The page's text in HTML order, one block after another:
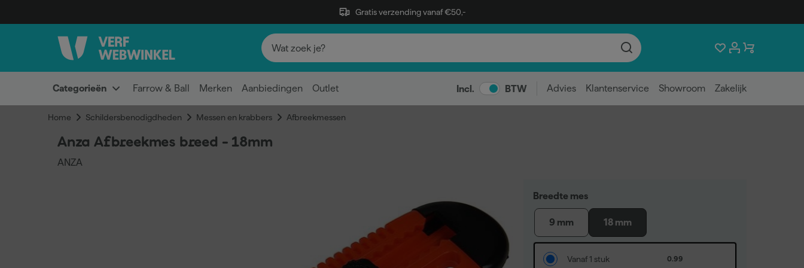
Gratis verzending vanaf €50,-
Categorieën Farrow & Ball Merken Aanbiedingen Outlet Incl. BTW Advies Klantenservice Showroom Zakelijk
Home Schildersbenodigdheden Messen en krabbers Afbreekmessen
Anza Afbreekmes breed - 18mm
ANZA
Breedte mes
9 mm 18 mm
Vanaf 1 stuk 0.99